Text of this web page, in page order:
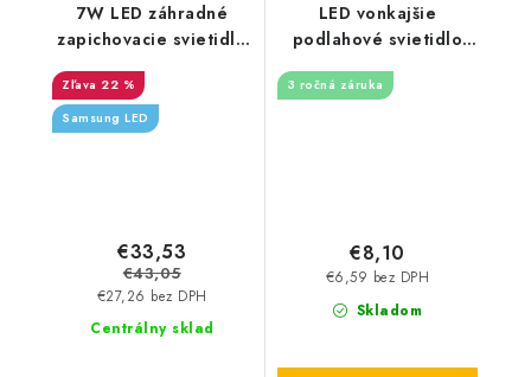
7W LED záhradné
zapichovacie svietidlo
- 420lm - čierne
22 %
Samsung LED
Centrálny sklad
€27,26 bez DPH
€33,53
€43,05
LED vonkajšie
podlahové svietidlo
0,6W / IP67 FL102 /
2800K - LFL111
3 ročná záruka
Skladom
€6,59 bez DPH
€8,10